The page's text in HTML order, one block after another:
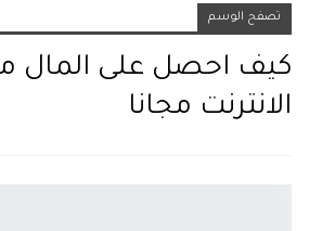
تصفح الوسم
كيف احصل على المال
الانترنت مجانا